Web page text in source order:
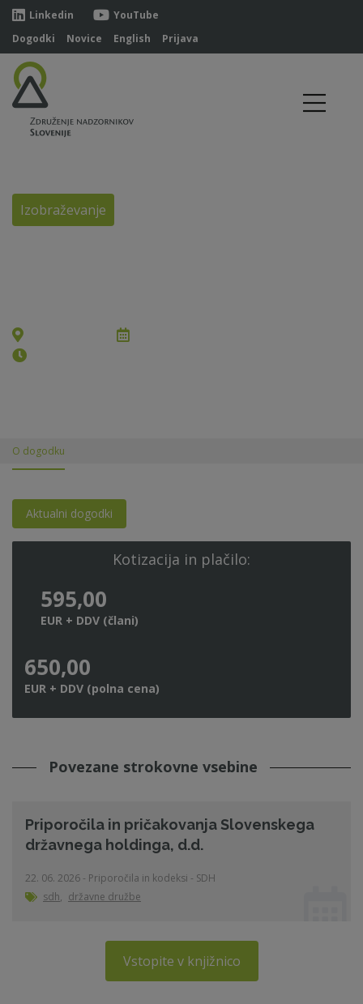
Linkedin
YouTube
Dogodki
Novice English Prijava
Izobraževanje
O dogodku
Aktualni dogodki
Kotizacija in plačilo:
595,00
EUR + DDV (člani)
650,00
EUR + DDV (polna cena)
Povezane strokovne vsebine
Priporočila in pričakovanja Slovenskega
državnega holdinga, d.d.
22. 06. 2026 - Priporočila in kodeksi - SDH
sdh, državne družbe
Vstopite v knjižnico